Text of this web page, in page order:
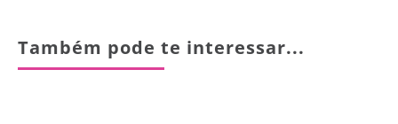
Também pode te interessar...